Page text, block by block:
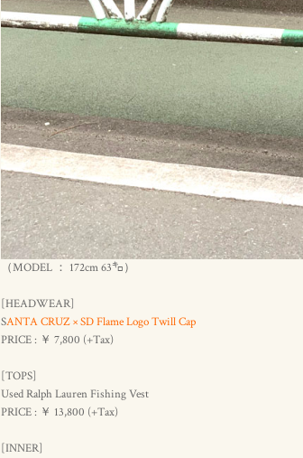
（MODEL ： 172cm 63㌔）
[HEADWEAR]
SANTA CRUZ × SD Flame Logo Twill Cap
PRICE : ￥ 7,800 (+Tax)
[TOPS]
Used Ralph Lauren Fishing Vest
PRICE : ￥ 13,800 (+Tax)
[INNER]